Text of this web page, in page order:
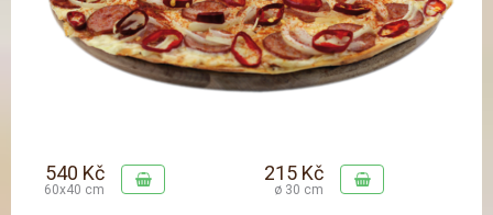
540 Kč
60x40 cm
215 Kč
ø 30 cm